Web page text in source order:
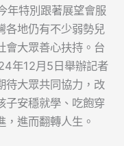
年特別跟著展望會服
各地仍有不少弱勢兒
會大眾善心扶持。台
年12月5日舉辦記者
待大眾共同協力，改
子安穩就學、吃飽穿
進而翻轉人生。